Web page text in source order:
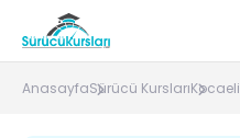
AnasayfaSürücü KurslarıKocaeli